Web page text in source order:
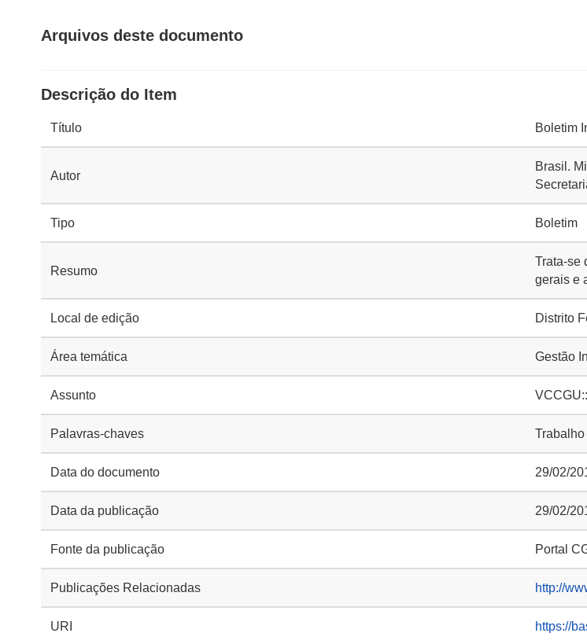
Arquivos deste documento
Descrição do Item
Título Boletim
Autor
Brasil.
Tipo Boletim
Resumo
Trata-se
gerais e
Local de edição Distrito
Área temática Gestão
Assunto
Palavras-chaves
Data do documento 29/02/
Data da publicação 29/02/
Fonte da publicação Portal
Publicações Relacionadas http://
URI https://